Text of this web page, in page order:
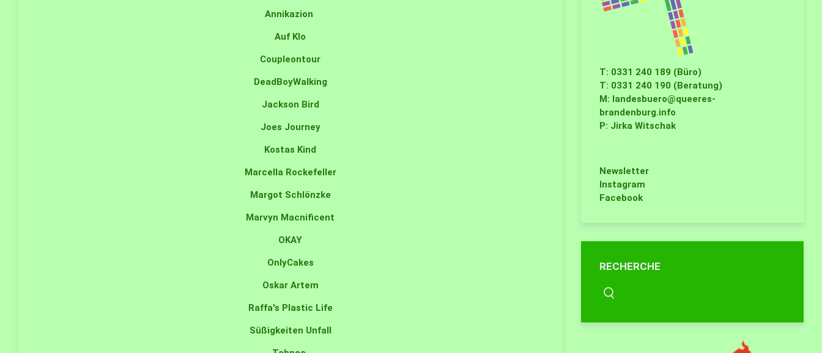
Annikazion
Auf Klo
Coupleontour
DeadBoyWalking
Jackson Bird
Joes Journey
Kostas Kind
Marcella Rockefeller
Margot Schlönzke
Marvyn Macnificent
OKAY
OnlyCakes
Oskar Artem
Raffa's Plastic Life
Süßigkeiten Unfall
T: 0331 240 189 (Büro)
T: 0331 240 190 (Beratung)
M: landesbuero@queeres-
brandenburg.info
P: Jirka Witschak
Newsletter
Instagram
Facebook
RECHERCHE